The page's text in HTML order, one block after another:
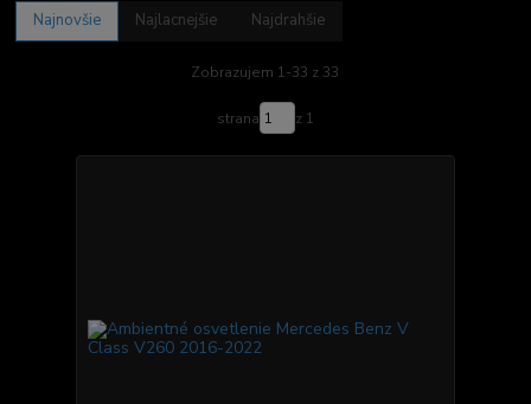
Najnovšie Najlacnejšie Najdrahšie
Zobrazujem 1-33 z 33
strana z 1